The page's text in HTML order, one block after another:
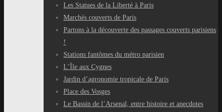
Les Statues de la Liberté à Paris
Marchés couverts de Paris
Partons à la découverte des passages couverts parisiens
!
Stations fantômes du métro parisien
L’Île aux Cygnes
Jardin d’agronomie tropicale de Paris
Place des Vosges
Le Bassin de l’Arsenal, entre histoire et anecdotes